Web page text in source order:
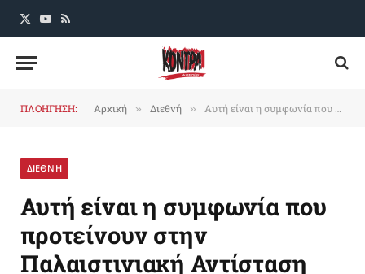
X
YouTube
RSS
ΠΛΟΗΓΗΣΗ: Αρχική » Διεθνή » Αυτή είναι η συμφωνία που προτείνουν στην Παλαιστινιακή Αντίσταση σιωναζιστές και Αμερικάνοι
ΔΙΕΘΝΗ
Αυτή είναι η συμφωνία που
προτείνουν στην
Παλαιστινιακή Αντίσταση